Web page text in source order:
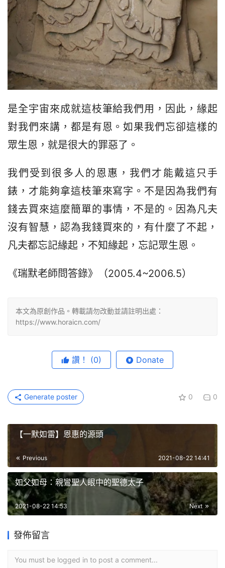
是全宇宙來成就這枝筆給我們用，因此，緣起
對我們來講，都是有恩。如果我們忘卻這樣的
眾生恩，就是很大的罪惡了。
我們受到很多人的恩惠，我們才能戴這只手
錶，才能夠拿這枝筆來寫字。不是因為我們有
錢去買來這麼簡單的事情，不是的。因為凡夫
沒有智慧，認為我錢買來的，有什麼了不起，
凡夫都忘記緣起，不知緣起，忘記眾生恩。
《瑞默老師問答錄》（2005.4~2006.5）
本文為原創作品。轉載請勿改動並請註明出處：
https://www.horaicn.com/
讚！ (0) Donate
0 0
Generate poster
【一默如雷】恩惠的源頭
Previous 2021-08-22 14:41
如父如母：親鸞聖人眼中的聖德太子
Next
2021-08-22 14:53
發佈留言
You must be logged in to post a comment...